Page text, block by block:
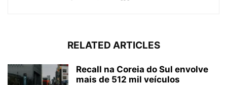
RELATED ARTICLES
Recall na Coreia do Sul envolve
mais de 512 mil veículos